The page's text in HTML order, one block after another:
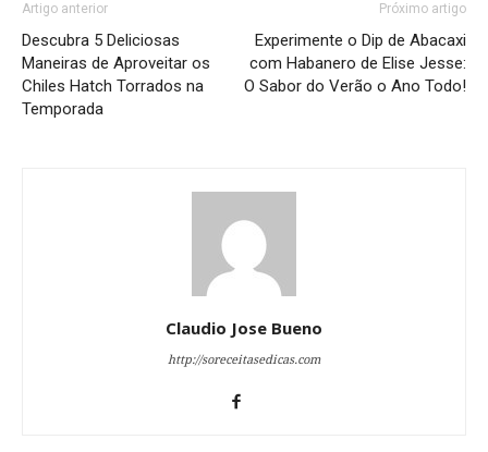
Artigo anterior
Descubra 5 Deliciosas
Maneiras de Aproveitar os
Chiles Hatch Torrados na
Temporada
Próximo artigo
Experimente o Dip de Abacaxi
com Habanero de Elise Jesse:
O Sabor do Verão o Ano Todo!
Claudio Jose Bueno
http://soreceitasedicas.com